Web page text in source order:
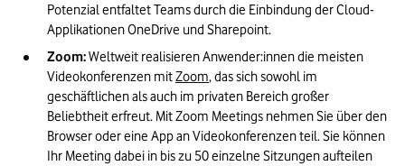
Potenzial entfaltet Teams durch die Einbindung der Cloud-
Applikationen OneDrive und Sharepoint.
Zoom: Weltweit realisieren Anwender:innen die meisten
Videokonferenzen mit Zoom, das sich sowohl im
geschäftlichen als auch im privaten Bereich großer
Beliebtheit erfreut. Mit Zoom Meetings nehmen Sie über den
Browser oder eine App an Videokonferenzen teil. Sie können
Ihr Meeting dabei in bis zu 50 einzelne Sitzungen aufteilen